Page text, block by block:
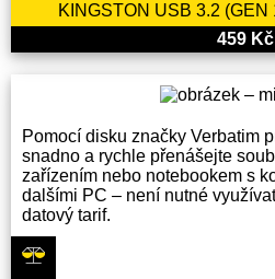
KINGSTON USB 3.2
459 Kč
Pomocí disku značky Verbatim
snadno a rychle přenášejte
zařízením nebo notebookem s
dalšími PC – není nutné
datový tarif.